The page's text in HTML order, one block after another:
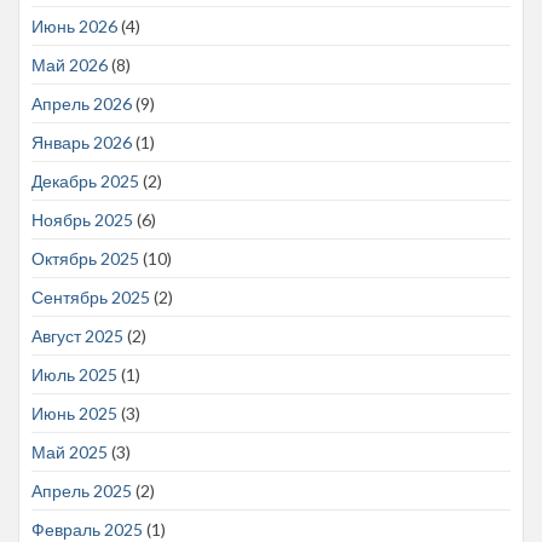
Июнь 2026(4)
Май 2026(8)
Апрель 2026(9)
Январь 2026(1)
Декабрь 2025 (2)
Ноябрь 2025 (6)
Октябрь 2025 (10)
Сентябрь 2025 (2)
Август 2025 (2)
Июль 2025 (1)
Июнь 2025 (3)
Май 2025 (3)
Апрель 2025 (2)
Февраль 2025 (1)